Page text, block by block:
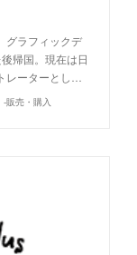
グラフィックデ
帰国。現在は日
レーターとし…
販売・購入